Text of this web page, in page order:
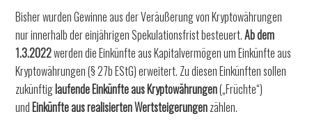
Bisher wurden Gewinne aus der Veräußerung von Kryptowährungen
nur innerhalb der einjährigen Spekulationsfrist besteuert.Ab dem
1.3.2022werden die Einkünfte aus Kapitalvermögen um Einkünfte aus
Kryptowährungen (§ 27b EStG) erweitert. Zu diesen Einkünften sollen
zukünftiglaufende Einkünfte aus Kryptowährungen(„Früchte“)
undEinkünfte aus realisierten Wertsteigerungenzählen.